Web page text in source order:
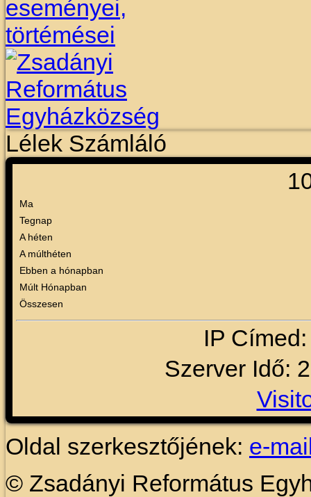
Lélek Számláló
1
Ma
Tegnap
A héten
A múlthéten
Ebben a hónapban
Múlt Hónapban
Összesen
IP
Szerver Idő:
Oldal szerkesztőjének: e-
© Zsadányi Református